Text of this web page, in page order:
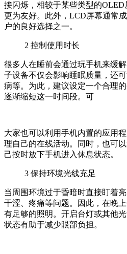
接闪烁，相较于某些类型的
更为友好。此外，LCD屏幕通常
户的良好选择之一。
2 控制使用时长
很多人在睡前会通过玩手机来缓
子设备不仅会影响睡眠质量，还
病等。为此，建议设定一个合理
逐渐缩短这一时间段。可
大家也可以利用手机内置的应用
理自己的在线活动。同时，也可
己按时放下手机进入休息状态。
3 保持环境光线充足
当周围环境过于昏暗时直接盯着
干涩、疼痛等问题。因此，在晚
有足够的照明。开启台灯或其他
状态有助于减少眼部负担。